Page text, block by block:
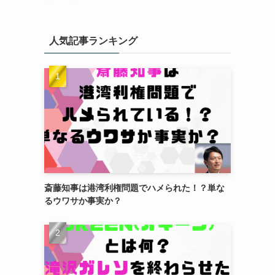
人気記事ランキング
斎藤知事は港湾利権問題でハメられた！？単な
るウワサか事実か？